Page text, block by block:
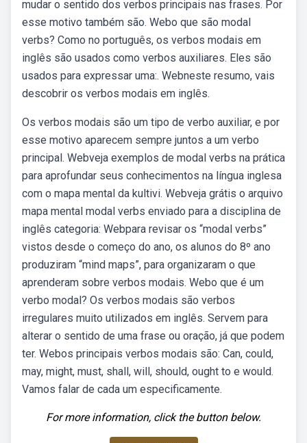
mudar o sentido dos verbos principais nas frases. Por
esse motivo também são. Webo que são modal
verbs? Como no português, os verbos modais em
inglês são usados como verbos auxiliares. Eles são
usados para expressar uma:. Webneste resumo, vais
descobrir os verbos modais em inglês.
Os verbos modais são um tipo de verbo auxiliar, e por
esse motivo aparecem sempre juntos a um verbo
principal. Webveja exemplos de modal verbs na prática
para aprofundar seus conhecimentos na língua inglesa
com o mapa mental da kultivi. Webveja grátis o arquivo
mapa mental modal verbs enviado para a disciplina de
inglês categoria: Webpara revisar os “modal verbs”
vistos desde o começo do ano, os alunos do 8º ano
produziram “mind maps”, para organizaram o que
aprenderam sobre verbos modais. Webo que é um
verbo modal? Os verbos modais são verbos
irregulares muito utilizados em inglês. Servem para
alterar o sentido de uma frase ou oração, já que podem
ter. Webos principais verbos modais são: Can, could,
may, might, must, shall, will, should, ought to e would.
Vamos falar de cada um especificamente.
For more information, click the button below.